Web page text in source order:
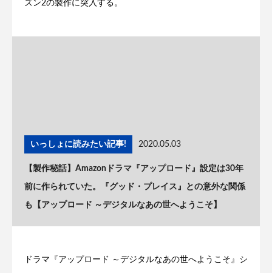
ズン2の製作に突入する。
いっしょに読みたい記事! 2020.05.03
【製作秘話】Amazonドラマ『アップロード』設定は30年
前に作られていた。『グッド・プレイス』との意外な関係
も【アップロード ～デジタルなあの世へようこそ】
ドラマ『アップロード ～デジタルなあの世へようこそ』シ